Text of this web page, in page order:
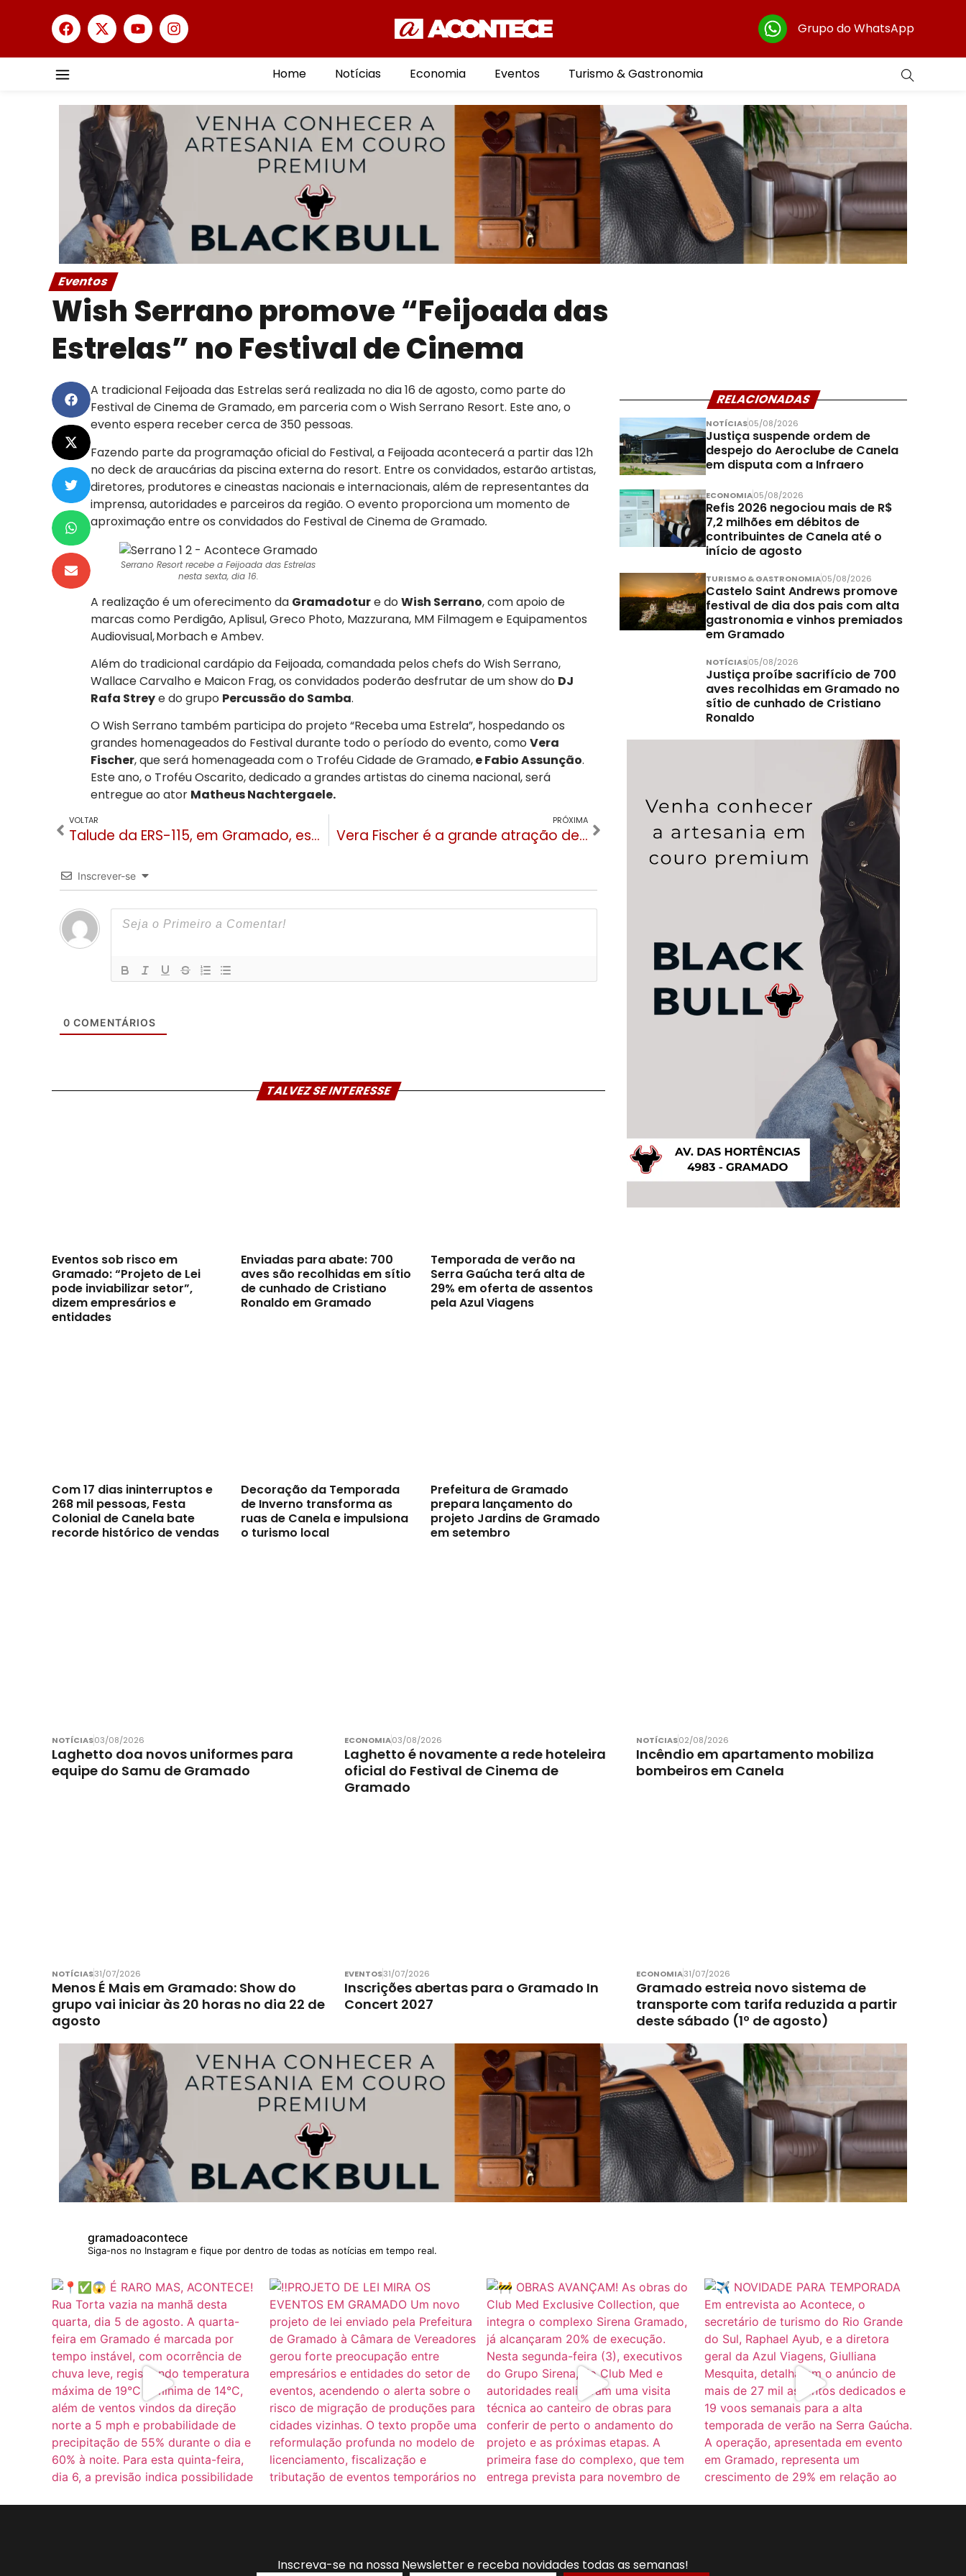
Grupo do WhatsApp
Home Notícias Economia Eventos Turismo & Gastronomia
Eventos
Wish Serrano promove “Feijoada das
Estrelas” no Festival de Cinema
A tradicional Feijoada das Estrelas será realizada no dia 16 de agosto, como parte do
Festival de Cinema de Gramado, em parceria com o Wish Serrano Resort. Este ano, o
evento espera receber cerca de 350 pessoas.
Fazendo parte da programação oficial do Festival, a Feijoada acontecerá a partir das 12h
no deck de araucárias da piscina externa do resort. Entre os convidados, estarão artistas,
diretores, produtores e cineastas nacionais e internacionais, além de representantes da
imprensa, autoridades e parceiros da região. O evento proporciona um momento de
aproximação entre os convidados do Festival de Cinema de Gramado.
Serrano Resort recebe a Feijoada das Estrelas
nesta sexta, dia 16.
A realização é um oferecimento da Gramadoture doWish Serrano, com apoio de
marcas como Perdigão, Aplisul, Greco Photo, Mazzurana, MM Filmagem e Equipamentos
Audiovisual, Morbach e Ambev.
Além do tradicional cardápio da Feijoada, comandada pelos chefs do Wish Serrano,
Wallace Carvalho e Maicon Frag, os convidados poderão desfrutar de um show do DJ
Rafa Streye do grupo Percussão do Samba.
O Wish Serrano também participa do projeto “Receba uma Estrela”, hospedando os
grandes homenageados do Festival durante todo o período do evento, comoVera
Fischer, que será homenageada com o Troféu Cidade de Gramado,e Fabio Assunção.
Este ano, o Troféu Oscarito, dedicado a grandes artistas do cinema nacional, será
entregue ao ator Matheus Nachtergaele.
VOLTAR
Talude da ERS-115, em Gramado, está 70% concluído
PRÓXIMA
Vera Fischer é a grande atração desta quarta (14) no Festival de Gramado
Inscrever-se
0 COMENTÁRIOS
TALVEZ SE INTERESSE
Eventos sob risco em
Gramado: “Projeto de Lei
pode inviabilizar setor”,
dizem empresários e
entidades
Enviadas para abate: 700
aves são recolhidas em sítio
de cunhado de Cristiano
Ronaldo em Gramado
Temporada de verão na
Serra Gaúcha terá alta de
29% em oferta de assentos
pela Azul Viagens
Com 17 dias ininterruptos e
268 mil pessoas, Festa
Colonial de Canela bate
recorde histórico de vendas
Decoração da Temporada
de Inverno transforma as
ruas de Canela e impulsiona
o turismo local
Prefeitura de Gramado
prepara lançamento do
projeto Jardins de Gramado
em setembro
RELACIONADAS
NOTÍCIAS05/08/2026
Justiça suspende ordem de
despejo do Aeroclube de Canela
em disputa com a Infraero
ECONOMIA05/08/2026
Refis 2026 negociou mais de R$
7,2 milhões em débitos de
contribuintes de Canela até o
início de agosto
TURISMO & GASTRONOMIA05/08/2026
Castelo Saint Andrews promove
festival de dia dos pais com alta
gastronomia e vinhos premiados
em Gramado
NOTÍCIAS05/08/2026
Justiça proíbe sacrifício de 700
aves recolhidas em Gramado no
sítio de cunhado de Cristiano
Ronaldo
NOTÍCIAS03/08/2026
Laghetto doa novos uniformes para
equipe do Samu de Gramado
ECONOMIA03/08/2026
Laghetto é novamente a rede hoteleira
oficial do Festival de Cinema de
Gramado
NOTÍCIAS02/08/2026
Incêndio em apartamento mobiliza
bombeiros em Canela
NOTÍCIAS31/07/2026
Menos É Mais em Gramado: Show do
grupo vai iniciar às 20 horas no dia 22 de
agosto
EVENTOS31/07/2026
Inscrições abertas para o Gramado In
Concert 2027
ECONOMIA31/07/2026
Gramado estreia novo sistema de
transporte com tarifa reduzida a partir
deste sábado (1º de agosto)
gramadoacontece
Siga-nos no Instagram e fique por dentro de todas as notícias em tempo real.
Inscreva-se na nossa Newsletter e receba novidades todas as semanas!